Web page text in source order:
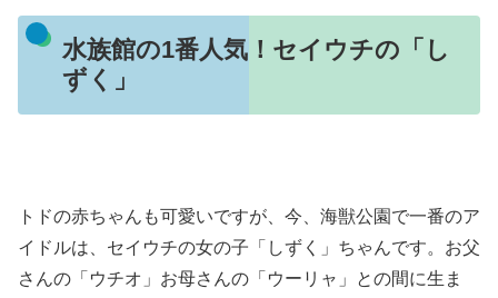
水族館の1番人気！セイウチの「し
ずく」
トドの赤ちゃんも可愛いですが、今、海獣公園で一番のア
イドルは、セイウチの女の子「しずく」ちゃんです。お父
さんの「ウチオ」お母さんの「ウーリャ」との間に生ま